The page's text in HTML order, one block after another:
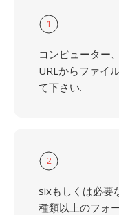
1
コンピューター
URLからファイ
て下さい.
2
sixもしくは必要
種類以上のフォ